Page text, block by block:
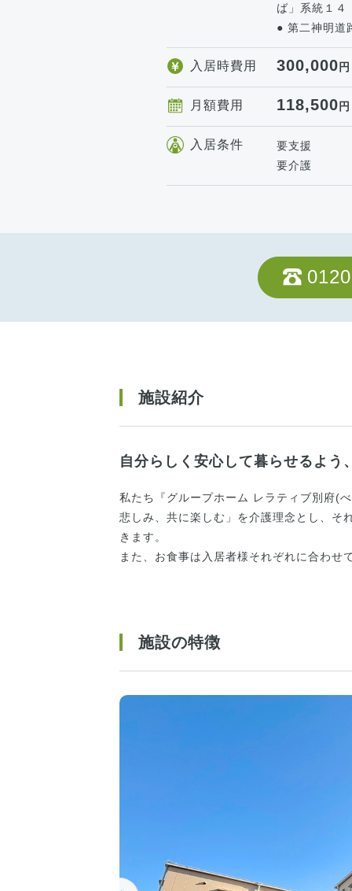
ば」系統１４
● 第二神明道
入居時費用 300,000
月額費用 118,500
入居条件
要支援
要介護
施設紹介
自分らしく安心して暮らせるよう
私たち『グループホーム レラティブ別府(
悲しみ、共に楽しむ」を介護理念とし、そ
きます。
また、お食事は入居者様それぞれに合わせ
施設の特徴